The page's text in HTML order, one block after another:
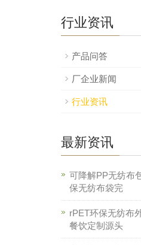
行业资讯
产品问答
厂企业新闻
行业资讯
最新资讯
可降解PP无纺布
保无纺布袋完
rPET环保无纺布
餐饮定制源头